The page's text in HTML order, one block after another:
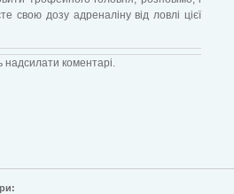
свою дозу адреналіну від ловлі цієї
коментарі.